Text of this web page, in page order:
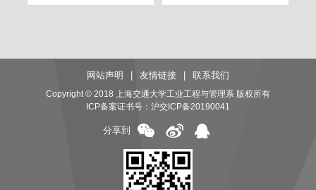
网站声明 | 友情链接 | 联系我们
Copyright © 2018 上海交通大学工业工程与管理系 版权所有
ICP备案证书号： 沪交ICP备20190041
分享到